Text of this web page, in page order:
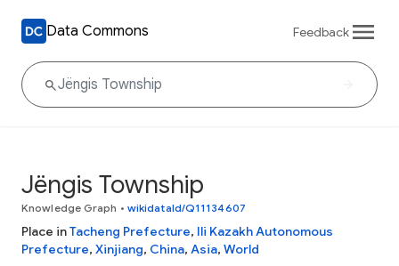
Data Commons Feedback
Jëngis Township
Knowledge Graph • wikidataId/Q11134607
Place inTacheng Prefecture, Ili Kazakh Autonomous
Prefecture, Xinjiang, China, Asia, World